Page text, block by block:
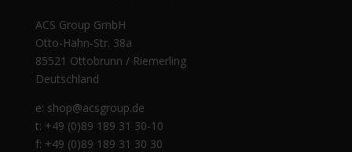
ACS Group GmbH
Otto-Hahn-Str. 38a
85521 Ottobrunn / Riemerling
Deutschland
e: shop@acsgroup.de
t: +49 (0)89 189 31 30-10
f: +49 (0)89 189 31 30 30